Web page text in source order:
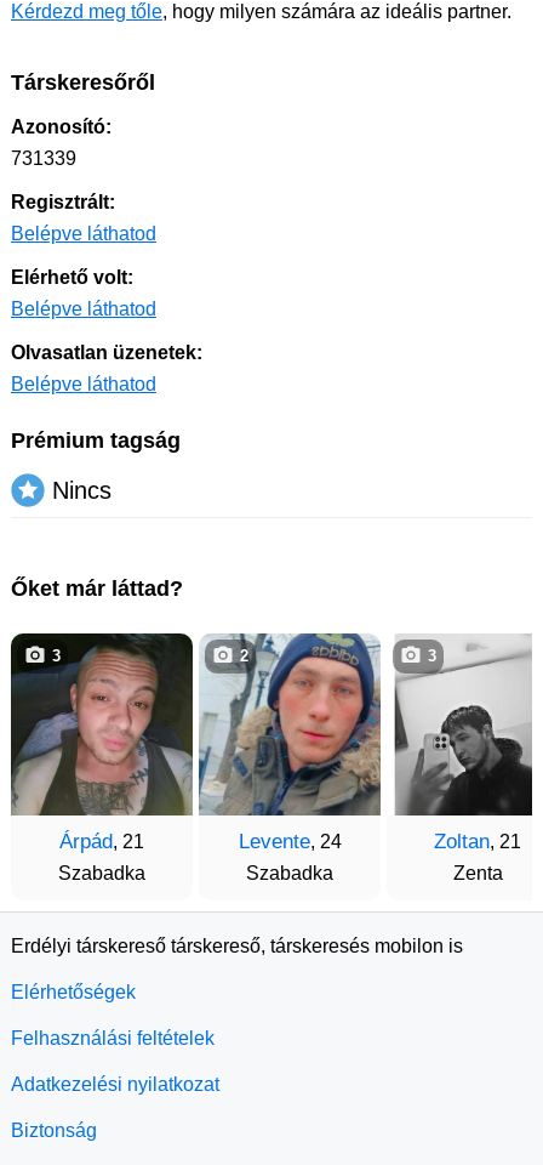
Kérdezd meg tőle, hogy milyen számára az ideális partner.
Társkeresőről
Azonosító:
731339
Regisztrált:
Belépve láthatod
Elérhető volt:
Belépve láthatod
Olvasatlan üzenetek:
Belépve láthatod
Prémium tagság
Nincs
Őket már láttad?
Árpád, 21
Szabadka
3
Levente, 24
Szabadka
2
Zoltan, 21
Zenta
3
Erdélyi társkereső társkereső, társkeresés mobilon is
Elérhetőségek
Felhasználási feltételek
Adatkezelési nyilatkozat
Biztonság